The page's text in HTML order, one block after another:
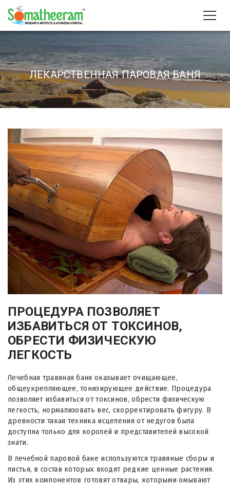
ЛЕКАРСТВЕННАЯ ПАРОВАЯ БАНЯ
ПРОЦЕДУРА ПОЗВОЛЯЕТ
ИЗБАВИТЬСЯ ОТ ТОКСИНОВ,
ОБРЕСТИ ФИЗИЧЕСКУЮ
ЛЕГКОСТЬ
Лечебная травяная баня оказывает очищающее,
общеукрепляющее, тонизирующее действие. Процедура
позволяет избавиться от токсинов, обрести физическую
легкость, нормализовать вес, скорректировать фигуру. В
древности такая техника исцеления от недугов была
доступна только для королей и представителей высокой
знати.
В лечебной паровой бане используются травяные сборы и
листья, в состав которых входят редкие ценные растения.
Из этих компонентов готовят отвары, которыми омывают